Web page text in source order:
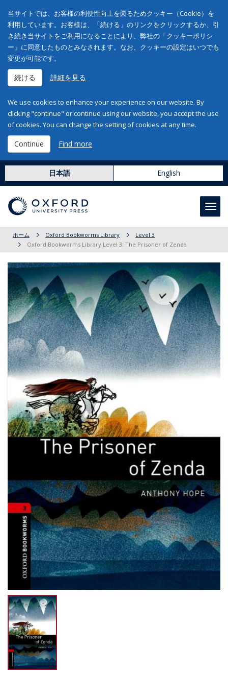
当サイトでは、お客様の利便性向上を図るためクッキー（Cookie）を
利用しています。お客様は、「続ける」のリンクをクリックするか、引
き続き当サイトをご利用になることにより、弊社の「クッキーポリシ
ー」に同意したものとみなされます。なお、クッキーの設定はいつでも
変更が可能です。
続ける 詳細を見る
We use cookies to enhance your experience on our website. By
clicking "continue" or continue using our website, you accept the use
of cookies. You can change the setting of cookies at any time.
Continue Find more
日本語 English
ホーム Oxford Bookworms Library
Level 3
Oxford Bookworms Library Level 3: The Prisoner of Zenda